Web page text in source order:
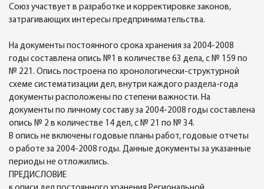
Союз участвует в разработке и корректировке законов,
затрагивающих интересы предпринимательства.
На документы постоянного срока хранения за 2004-2008
годы составлена опись №1 в количестве 63 дела, с № 159 по
№ 221. Опись построена по хронологически-структурной
схеме систематизации дел, внутри каждого раздела-года
документы расположены по степени важности. На
документы по личному составу за 2004-2008 годы составлена
опись № 2 в количестве 14 дел, с № 21 по № 34.
В опись не включены годовые планы работ, годовые отчеты
о работе за 2004-2008 годы. Данные документы за указанные
периоды не отложились.
ПРЕДИСЛОВИЕ